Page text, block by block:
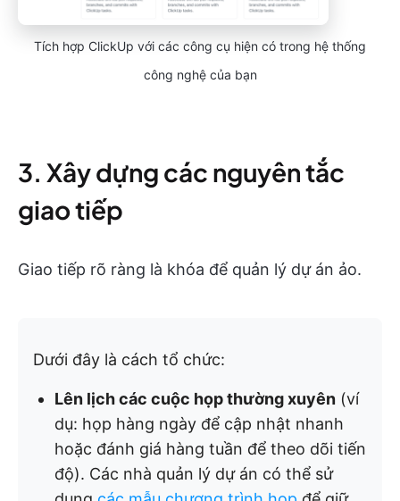
Tích hợp ClickUp với các công cụ hiện có trong hệ thống
công nghệ của bạn
3. Xây dựng các nguyên tắc
giao tiếp
Giao tiếp rõ ràng là khóa để quản lý dự án ảo.
Dưới đây là cách tổ chức:
Lên lịch các cuộc họp thường xuyên (ví
dụ: họp hàng ngày để cập nhật nhanh
hoặc đánh giá hàng tuần để theo dõi tiến
độ). Các nhà quản lý dự án có thể sử